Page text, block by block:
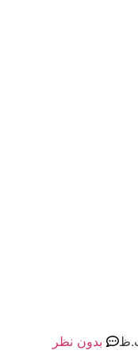
بدون نظر